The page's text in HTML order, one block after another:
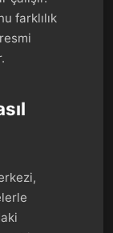
farklılık